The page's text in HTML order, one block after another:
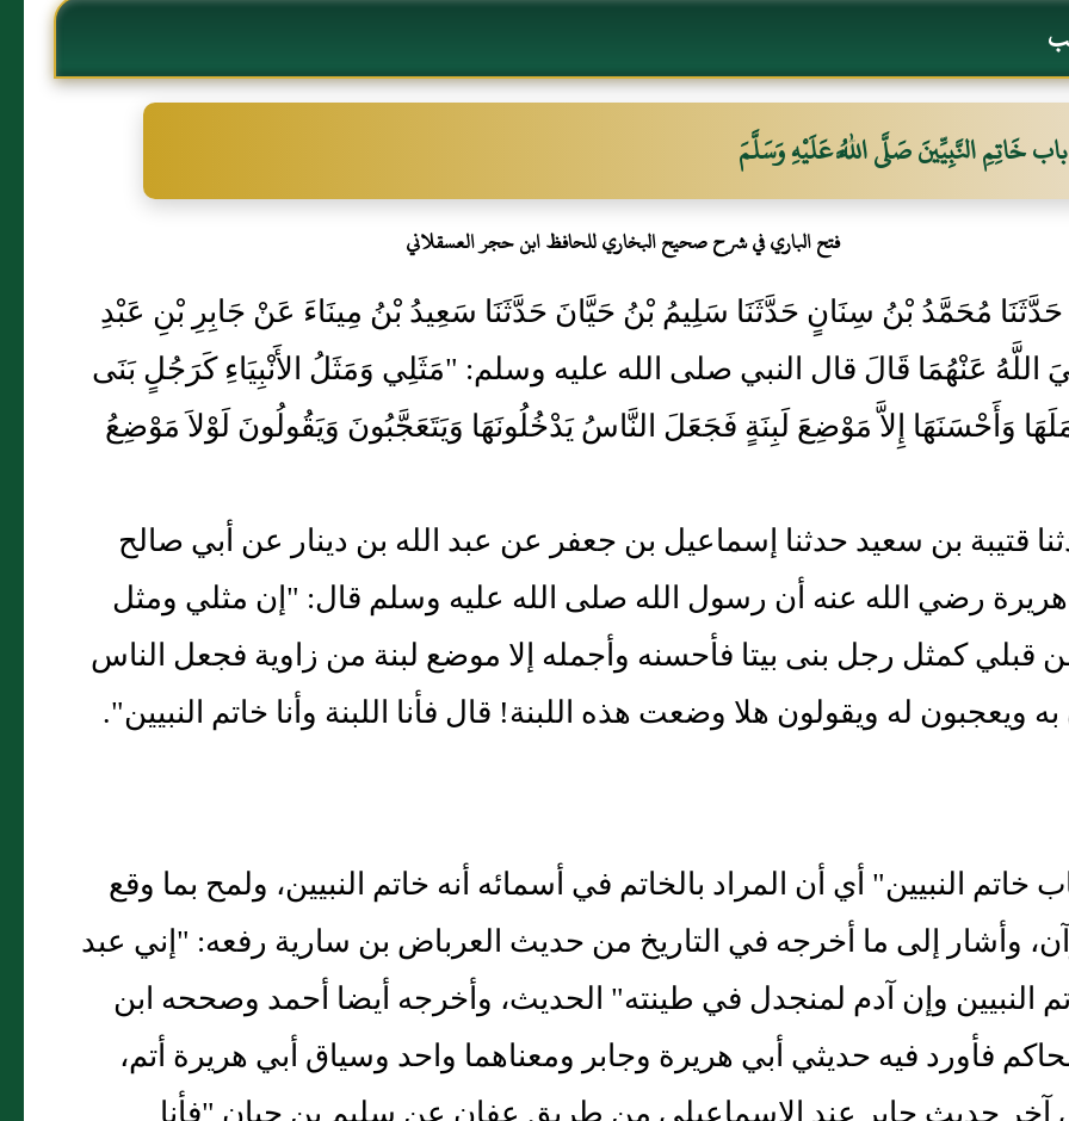
باب خَاتِمِ النَّبِيِّينَ صَلَّى اللَّهُ عَلَيْهِ وَسَلَّمَ
فتح الباري في شرح صحيح البخاري للحافظ ابن حجر العسقلاني
حَدَّثَنَا مُحَمَّدُ بْنُ سِنَانٍ حَدَّثَنَا سَلِيمُ بْنُ حَيَّانَ حَدَّثَنَا سَعِيدُ بْنُ مِينَاءَ عَنْ جَابِرِ بْنِ عَبْدِ
اللَّهُ عَنْهُمَا قَالَ قال النبي صلى الله عليه وسلم: "مَثَلِي وَمَثَلُ الأَنْبِيَاءِ كَرَجُلٍ بَنَى
وَأَحْسَنَهَا إِلاَّ مَوْضِعَ لَبِنَةٍ فَجَعَلَ النَّاسُ يَدْخُلُونَهَا وَيَتَعَجَّبُونَ وَيَقُولُونَ لَوْلاَ مَوْضِعُ
حدثنا قتيبة بن سعيد حدثنا إسماعيل بن جعفر عن عبد الله بن دينار عن أبي صالح
رضي الله عنه أن رسول الله صلى الله عليه وسلم قال: "إن مثلي ومثل
من قبلي كمثل رجل بنى بيتا فأحسنه وأجمله إلا موضع لبنة من زاوية فجعل الناس
ويعجبون له ويقولون هلا وضعت هذه اللبنة! قال فأنا اللبنة وأنا خاتم النبيين".
خاتم النبيين" أي أن المراد بالخاتم في أسمائه أنه خاتم النبيين، ولمح بما وقع
وأشار إلى ما أخرجه في التاريخ من حديث العرباض بن سارية رفعه: "إني عبد
النبيين وإن آدم لمنجدل في طينته" الحديث، وأخرجه أيضا أحمد وصححه ابن
فأورد فيه حديثي أبي هريرة وجابر ومعناهما واحد وسياق أبي هريرة أتم،